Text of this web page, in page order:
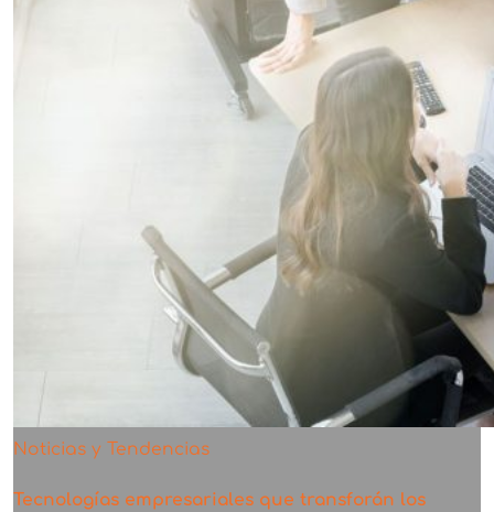
Noticias y Tendencias
Tecnologías empresariales que transforán los